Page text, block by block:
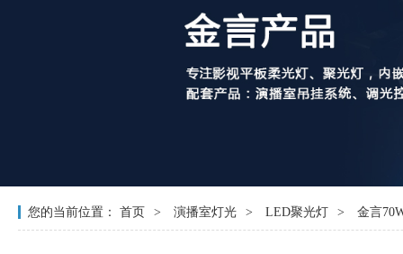
您的当前位置： 首页 演播室灯光 LED聚光灯 金言